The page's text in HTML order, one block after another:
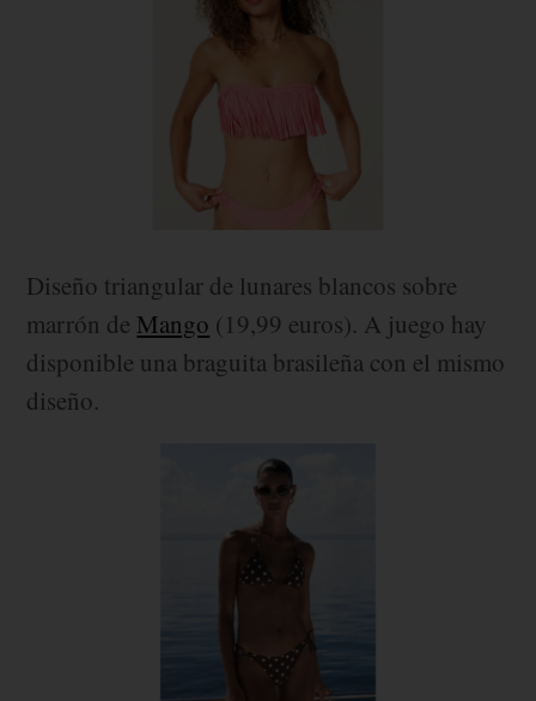
Diseño triangular de lunares blancos sobre
marrón de Mango (19,99 euros). A juego hay
disponible una braguita brasileña con el mismo
diseño.